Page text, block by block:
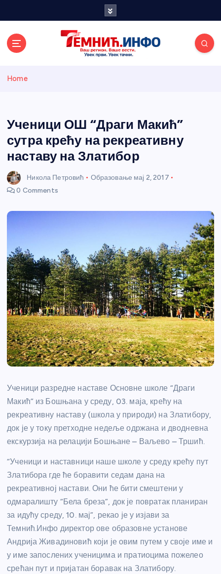
и портал
Home
Ученици ОШ “Драги Макић”
сутра крећу на рекреативну
наставу на Златибор
Никола Петровић Образовање мај 2, 2017
0 Comments
Ученици разредне наставе Основне школе “Драги
Макић” из Бошњана у среду, 03. маја, крећу на
рекреативну наставу (школа у природи) на Златибору,
док је у току претходне недеље одржана и дводневна
екскурзија на релацији Бошњане – Ваљево – Тршић.
“Ученици и наставници наше школе у среду крећу пут
Златибора где ће боравити седам дана на
рекреативној настави. Они ће бити смештени у
одмаралишту “Бела бреза”, док је повратак планиран
за идућу среду, 10. мај”, рекао је у изјави за
Темнић.Инфо директор ове образовне установе
Андрија Живадиновић који је овим путем у своје име и
у име запослених ученицима и пратиоцима пожелео
срећан пут и пријатан боравак на Златибору.